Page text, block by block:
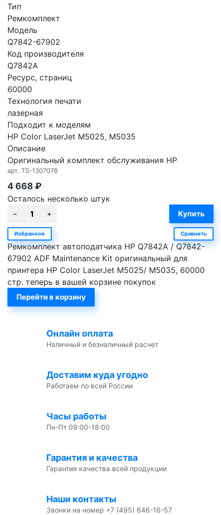
Тип
Ремкомплект
Модель
Q7842-67902
Код производителя
Q7842A
Ресурс, страниц
60000
Технология печати
лазерная
Подходит к моделям
HP Color LaserJet M5025, M5035
Описание
Оригинальный комплект обслуживания HP
арт. TS-1307078
4 668 ₽
Осталось несколько штук
Избранное Сравнить
Ремкомплект автоподатчика HP Q7842A / Q7842-
67902 ADF Maintenance Kit оригинальный для
принтера HP Color LaserJet M5025/ M5035, 60000
стр. теперь в вашей корзине покупок
Перейти в корзину
Онлайн оплата
Наличный и безналичный расчет
Доставим куда угодно
Работаем по всей России
Часы работы
Пн-Пт 09:00-18:00
Гарантия и качества
Гарантия качества всей продукции
Наши контакты
Звонки на номер +7 (495) 646-16-57